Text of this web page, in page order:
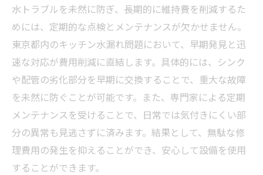
水トラブルを未然に防ぎ、長期的に維持費を削減するた
めには、定期的な点検とメンテナンスが欠かせません。
東京都内のキッチン水漏れ問題において、早期発見と迅
速な対応が費用削減に直結します。具体的には、シンク
や配管の劣化部分を早期に交換することで、重大な故障
を未然に防ぐことが可能です。また、専門家による定期
メンテナンスを受けることで、日常では気付きにくい部
分の異常も見逃さずに済みます。結果として、無駄な修
理費用の発生を抑えることができ、安心して設備を使用
することができます。